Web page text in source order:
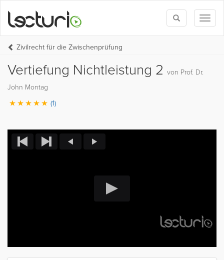
Toggle
search
Zivilrecht für die Zwischenprüfung
Vertiefung Nichtleistung 2 von Prof. Dr.
John Montag
(1)